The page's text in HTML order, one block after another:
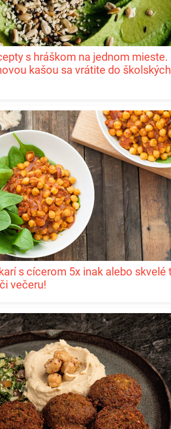
kašou sa vrátite do školských
večeru!